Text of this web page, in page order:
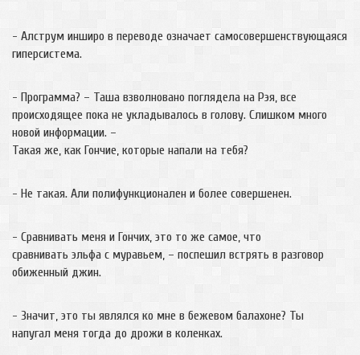
- Алструм инширо в переводе означает самосовершенствующаяся
гиперсистема.
- Программа? – Таша взволновано поглядела на Рэя, все
происходящее пока не укладывалось в голову. Слишком много
новой информации. –
Такая же, как Гончие, которые напали на тебя?
- Не такая. Али полифункционален и более совершенен.
- Сравнивать меня и Гончих, это то же самое, что
сравнивать эльфа с муравьем, – поспешил встрять в разговор
обиженный джин.
- Значит, это ты являлся ко мне в бежевом балахоне? Ты
напугал меня тогда до дрожи в коленках.